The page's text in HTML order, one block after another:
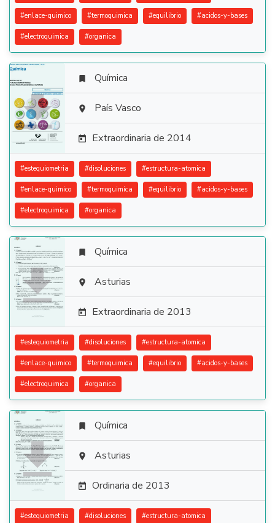
#enlace-quimico #termoquimica #equilibrio #acidos-y-bases
#electroquimica #organica

 Química
 País Vasco
 Extraordinaria de 2014
#estequiometria #disoluciones #estructura-atomica
#enlace-quimico #termoquimica #equilibrio #acidos-y-bases
#electroquimica #organica

 Química
 Asturias
 Extraordinaria de 2013
#estequiometria #disoluciones #estructura-atomica
#enlace-quimico #termoquimica #equilibrio #acidos-y-bases
#electroquimica #organica

 Química
 Asturias
 Ordinaria de 2013
#estequiometria #disoluciones #estructura-atomica